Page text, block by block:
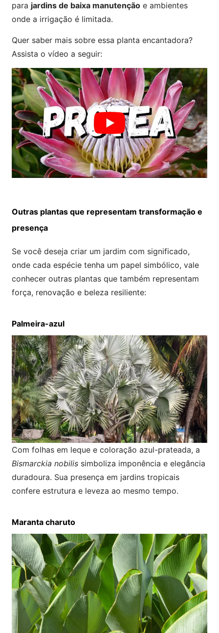
para jardins de baixa manutenção e ambientes
onde a irrigação é limitada.
Quer saber mais sobre essa planta encantadora?
Assista o vídeo a seguir:
Outras plantas que representam transformação e
presença
Se você deseja criar um jardim com significado,
onde cada espécie tenha um papel simbólico, vale
conhecer outras plantas que também representam
força, renovação e beleza resiliente:
Palmeira-azul
Com folhas em leque e coloração azul-prateada, a
Bismarckia nobilis simboliza imponência e elegância
duradoura. Sua presença em jardins tropicais
confere estrutura e leveza ao mesmo tempo.
Maranta charuto